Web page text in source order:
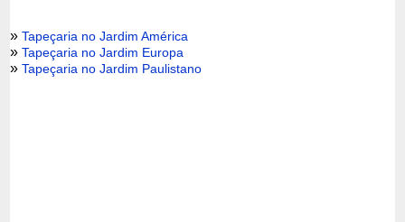
»Tapeçaria no Jardim América
»Tapeçaria no Jardim Europa
»Tapeçaria no Jardim Paulistano